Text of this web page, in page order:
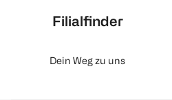
Filialfinder
Dein Weg zu uns